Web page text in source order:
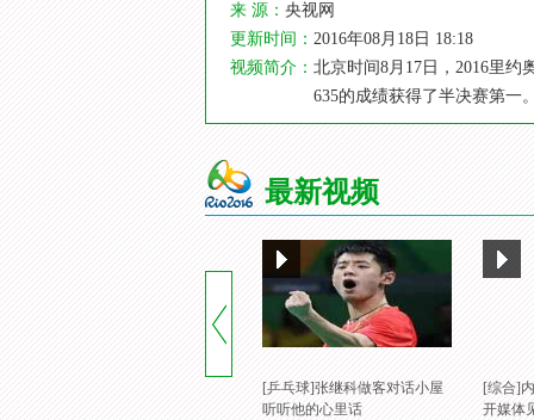
来 源： 央视网
更新时间： 2016年08月18日 18:18
视频简介： 北京时间8月17日，2016里约
635的成绩获得了半决赛第一
最新视频
[乒乓球]张继科做客对话小屋
听听他的心里话
[综合]
开媒体